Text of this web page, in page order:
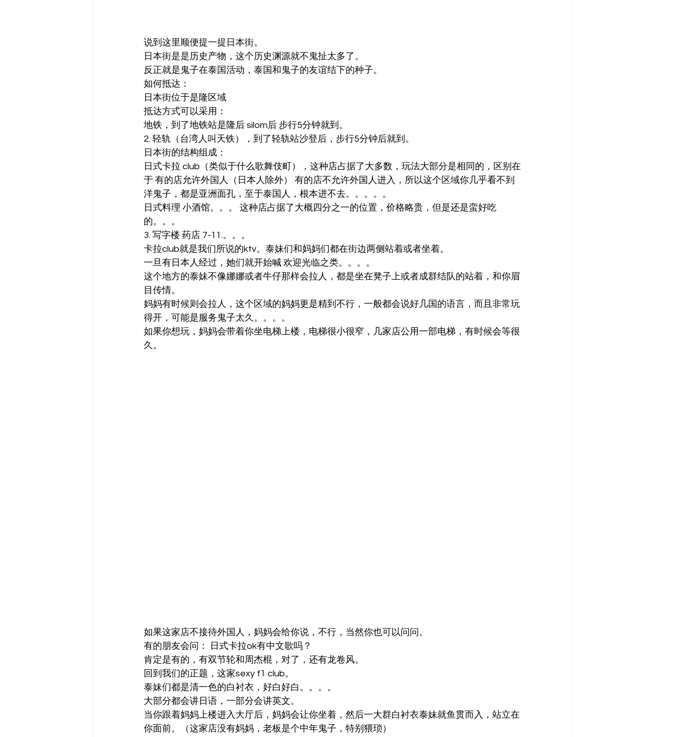
说到这里顺便提一提日本街。
日本街是是历史产物，这个历史渊源就不鬼扯太多了。
反正就是鬼子在泰国活动，泰国和鬼子的友谊结下的种子。
如何抵达：
日本街位于是隆区域
抵达方式可以采用：
地铁，到了地铁站是隆后 silom后 步行5分钟就到。
2. 轻轨（台湾人叫天铁），到了轻轨站沙登后，步行5分钟后就到。
日本街的结构组成：
日式卡拉 club（类似于什么歌舞伎町），这种店占据了大多数，玩法大部分是相同的，区别在
于 有的店允许外国人（日本人除外） 有的店不允许外国人进入，所以这个区域你几乎看不到
洋鬼子，都是亚洲面孔，至于泰国人，根本进不去。。。。。
日式料理 小酒馆。。。 这种店占据了大概四分之一的位置，价格略贵，但是还是蛮好吃
的。。。
3. 写字楼 药店 7-11.。。。
卡拉club就是我们所说的ktv。泰妹们和妈妈们都在街边两侧站着或者坐着。
一旦有日本人经过，她们就开始喊 欢迎光临之类。。。。
这个地方的泰妹不像娜娜或者牛仔那样会拉人，都是坐在凳子上或者成群结队的站着，和你眉
目传情。
妈妈有时候则会拉人，这个区域的妈妈更是精到不行，一般都会说好几国的语言，而且非常玩
得开，可能是服务鬼子太久。。。。
如果你想玩，妈妈会带着你坐电梯上楼，电梯很小很窄，几家店公用一部电梯，有时候会等很
久。
如果这家店不接待外国人，妈妈会给你说，不行，当然你也可以问问。
有的朋友会问： 日式卡拉ok有中文歌吗？
肯定是有的，有双节轮和周杰棍，对了，还有龙卷风。
回到我们的正题，这家sexy f1 club。
泰妹们都是清一色的白衬衣，好白好白。。。。
大部分都会讲日语，一部分会讲英文。
当你跟着妈妈上楼进入大厅后，妈妈会让你坐着，然后一大群白衬衣泰妹就鱼贯而入，站立在
你面前。（这家店没有妈妈，老板是个中年鬼子，特别猥琐）